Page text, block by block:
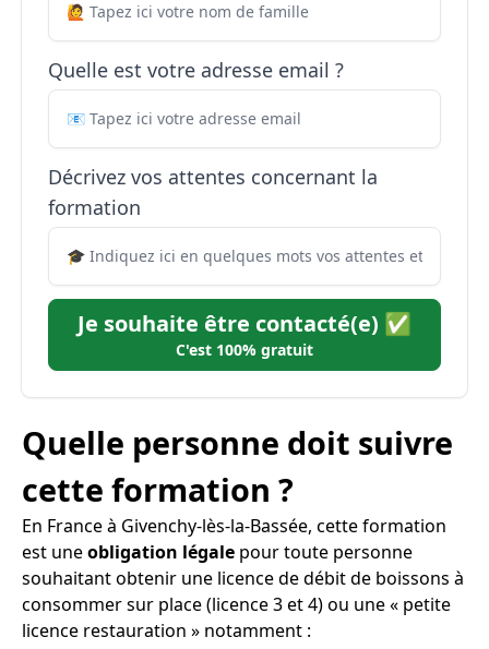
Quelle est votre adresse email ?
Décrivez vos attentes concernant la
formation
Je souhaite être contacté(e) ✅
C'est 100% gratuit
Quelle personne doit suivre
cette formation ?
En France à Givenchy-lès-la-Bassée, cette formation
est uneobligation légale pour toute personne
souhaitant obtenir une licence de débit de boissons à
consommer sur place (licence 3 et 4) ou une « petite
licence restauration » notamment :